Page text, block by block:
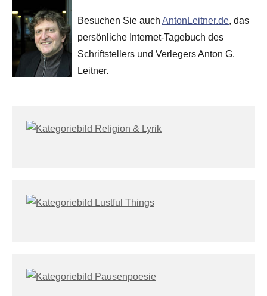
Besuchen Sie auch AntonLeitner.de, das
persönliche Internet-Tagebuch des
Schriftstellers und Verlegers Anton G.
Leitner.